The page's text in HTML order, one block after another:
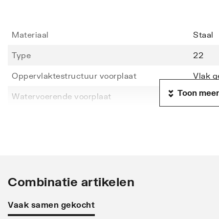
Materiaal Staal
Type 22
Oppervlaktestructuur voorplaat Vlak
Watervoerende voorplaat Nee
Warmteafgifte EN 442 20°C - 55/45
Toon meer
Combinatie artikelen
Vaak samen gekocht